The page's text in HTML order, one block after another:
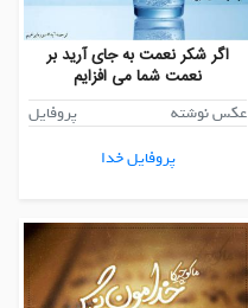
اگر شکر نعمت به جای آرید بر
نعمت شما می افزایم
عکس نوشته
پروفایل
پروفایل خدا